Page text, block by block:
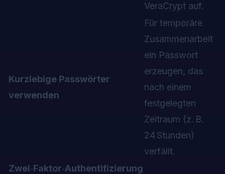
VeraCrypt auf.
Kurzlebige Passwörter
verwenden
Für temporäre
Zusammenarbeit
ein Passwort
erzeugen, das
nach einem
festgelegten
Zeitraum (z. B.
24 Stunden)
verfällt.
Zwei‑Faktor‑Authentifizierung